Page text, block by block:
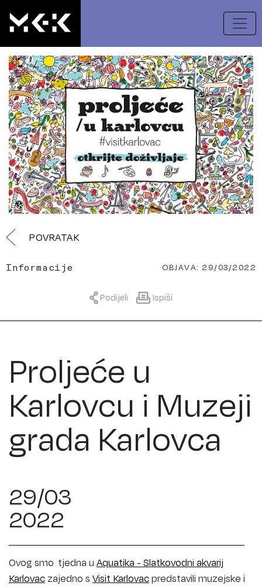
POVRATAK
Informacije OBJAVA: 29/03/2022
Podijeli Ispiši
Proljeće u
Karlovcu i Muzeji
grada Karlovca
29/03
2022
Ovog smo tjedna u Aquatika - Slatkovodni akvarij
Karlovac zajedno s Visit Karlovacpredstavili muzejske i